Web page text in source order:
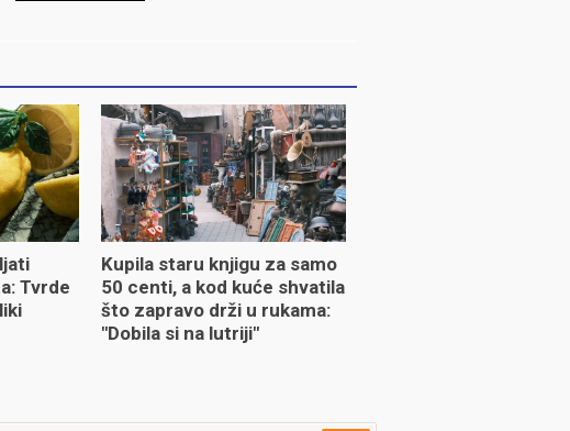
Tvrde
Kupila staru knjigu za samo
50 centi, a kod kuće shvatila
što zapravo drži u rukama:
"Dobila si na lutriji"